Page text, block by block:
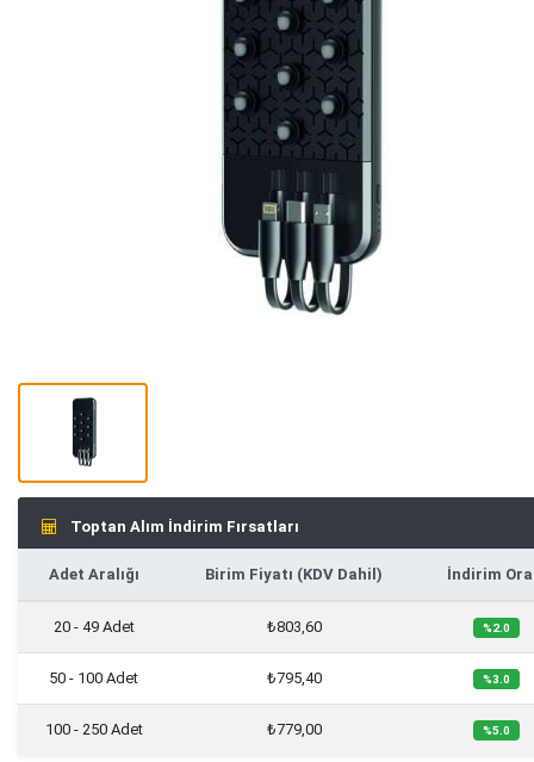
Toptan Alım İndirim Fırsatları
Adet Aralığı Birim Fiyatı (KDV Dahil) İndirim
20 - 49 Adet ₺803,60 %2.0
50 - 100 Adet ₺795,40 %3.0
100 - 250 Adet ₺779,00 %5.0